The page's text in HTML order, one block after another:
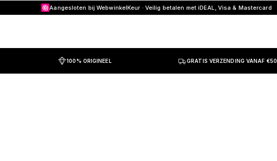
Aangesloten bij WebwinkelKeur · Veilig betalen met iDEAL, Visa & Mastercard
100% ORIGINEEL GRATIS VERZENDING VANAF €50